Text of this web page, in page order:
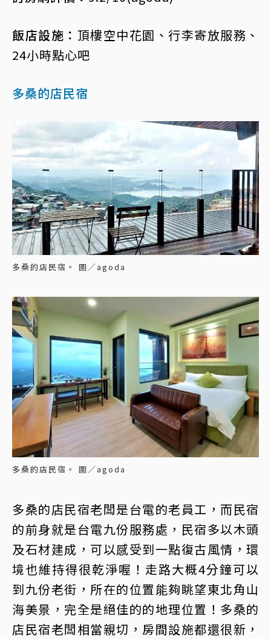
飯店設施： 頂樓空中花園、行李寄放服務、
24小時點心吧
多桑的店民宿
多桑的店民宿。 圖／agoda
多桑的店民宿。 圖／agoda
多桑的店民宿老闆是台電的老員工，而民宿
的前身就是台電九份服務處，民宿多以木頭
及石材建成，可以感受到一點復古風情，環
境也維持得很乾淨喔！走路大概4分鐘可以
到九份老街，所在的位置能夠眺望東北角山
海美景，完全是絕佳的的地理位置！多桑的
店民宿老闆相當親切，房間設施都還很新，